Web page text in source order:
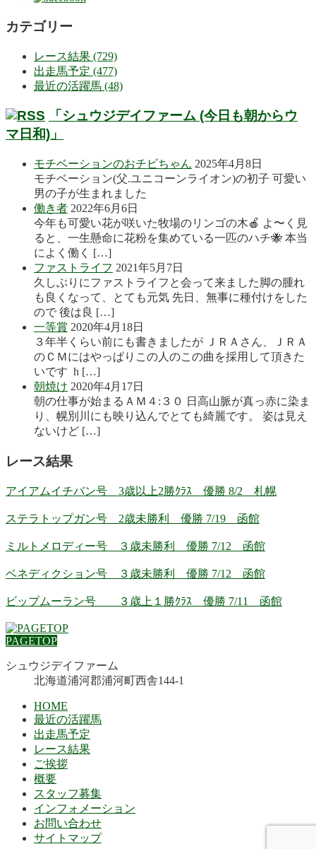
カテゴリー
レース結果 (729)
出走馬予定 (477)
最近の活躍馬 (48)
「シュウジデイファーム (今日も朝からウ
マ日和)」
モチベーションのおチビちゃん 2025年4月8日
モチベーション(父.ユニコーンライオン)の初子 可愛い
男の子が生まれました
働き者 2022年6月6日
今年も可愛い花が咲いた牧場のリンゴの木🍎 よ〜く見
ると、一生懸命に花粉を集めている一匹のハチ🐝 本当
によく働く […]
ファストライフ 2021年5月7日
久しぶりにファストライフと会って来ました脚の腫れ
も良くなって、とても元気 先日、無事に種付けをした
ので 後は良 […]
一等賞 2020年4月18日
３年半くらい前にも書きましたが ＪＲＡさん、ＪＲＡ
のＣＭにはやっぱりこの人のこの曲を採用して頂きた
いです h […]
朝焼け 2020年4月17日
朝の仕事が始まるＡＭ４:３０ 日高山脈が真っ赤に染ま
り、幌別川にも映り込んでとても綺麗です。 姿は見え
ないけど […]
レース結果
アイアムイチバン号 3歳以上2勝ｸﾗｽ 優勝 8/2 札幌
ステラトップガン号 2歳未勝利 優勝 7/19 函館
ミルトメロディー号 ３歳未勝利 優勝 7/12 函館
ベネディクション号 ３歳未勝利 優勝 7/12 函館
ビップムーラン号 ３歳上１勝ｸﾗｽ 優勝 7/11 函館
PAGETOP
シュウジデイファーム
北海道浦河郡浦河町西舎144-1
HOME
最近の活躍馬
出走馬予定
レース結果
ご挨拶
概要
スタッフ募集
インフォメーション
お問い合わせ
サイトマップ